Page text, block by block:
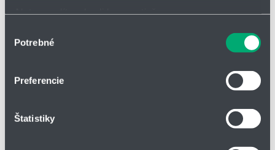
polohe s presnosťou na niekoľko metrov
Viac informácií o tom, ako sa spracúvajú vaše osobné
môžete kedykoľvek zmeniť alebo odvolať cez Vyhlásenie
súhlasu
Potrebné
Preferencie
Štatistiky
E4.64L.125.250.0
E4.64L.125.350.0
E4.64L.150.100.0